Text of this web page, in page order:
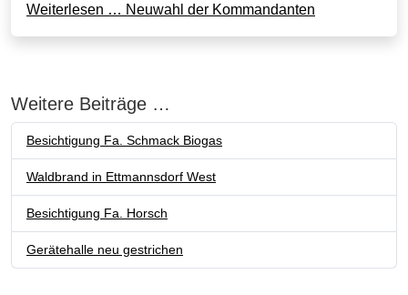
Weiterlesen … Neuwahl der Kommandanten
Weitere Beiträge …
Besichtigung Fa. Schmack Biogas
Waldbrand in Ettmannsdorf West
Besichtigung Fa. Horsch
Gerätehalle neu gestrichen